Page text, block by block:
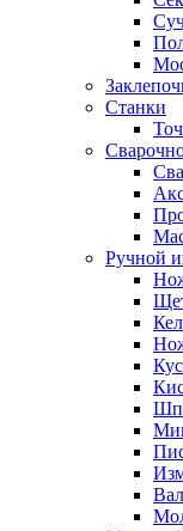
Станки
Ручной